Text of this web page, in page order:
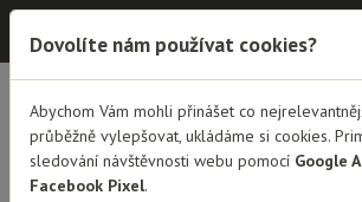
Dobrá rodina - semináře
Dobrá rodina -
Přihlášení
Dovolíte nám používat cookies?
Abychom Vám mohli přinášet co
průběžně vylepšovat, ukládáme si cookies.
sledování návštěvnosti webu pomocí Google
Facebook Pixel.